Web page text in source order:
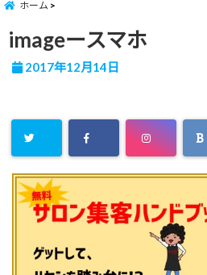
ホーム
imageースマホ
2017年12月14日